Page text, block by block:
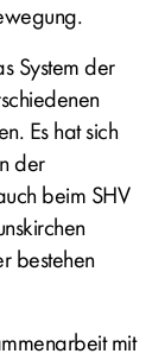
System der
Es hat sich
der
beim SHV
bestehen
mit